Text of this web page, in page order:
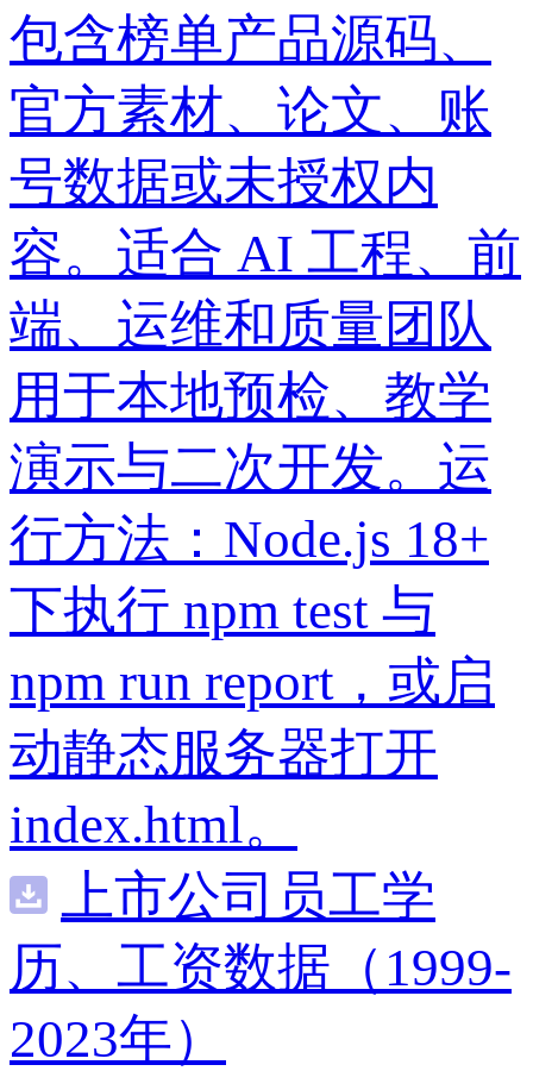
包含榜单产品源码、
官方素材、论文、账
号数据或未授权内
容。适合 AI 工程、前
端、运维和质量团队
用于本地预检、教学
演示与二次开发。运
行方法：Node.js 18+
下执行 npm test 与
npm run report，或启
动静态服务器打开
index.html。
上市公司员工学
历、工资数据（1999-
2023年）